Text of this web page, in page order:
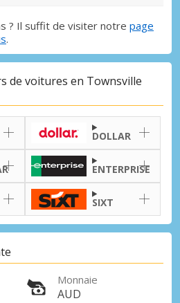
? Il suffit de visiter notre page
.
de voitures en Townsville
DOLLAR
ENTERPRISE
SIXT
Monnaie
AUD